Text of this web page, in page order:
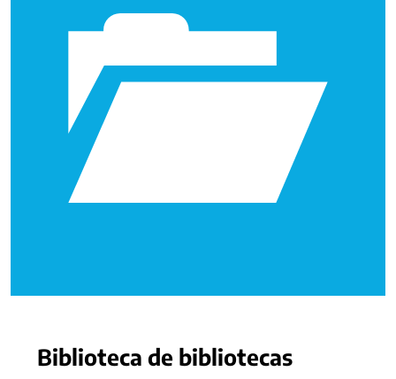
Biblioteca de bibliotecas